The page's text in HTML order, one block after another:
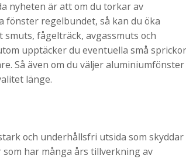
nyheten är att om du torkar av
regelbundet, så kan du öka
fågelträck, avgassmuts och
upptäcker du eventuella små sprickor
Så även om du väljer aluminiumfönster
länge.
och underhållsfri utsida som skyddar
har många års tillverkning av